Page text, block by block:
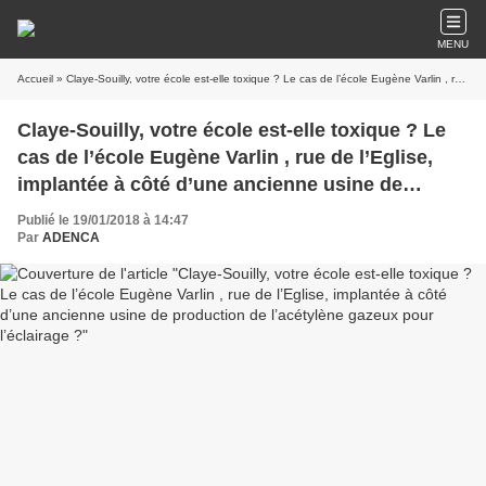
MENU
Accueil » ‌Claye-Souilly, votre école est-elle toxique ? Le cas de l’école Eugène Varlin , rue de l’Eglise, implantée à côté d’une ancienne usine de production de l’acétylène gazeux pour l’éclairage ?
‌Claye-Souilly, votre école est-elle toxique ? Le
cas de l’école Eugène Varlin , rue de l’Eglise,
implantée à côté d’une ancienne usine de
production de l’acétylène gazeux pour
l’éclairage ?
Publié le 19/01/2018 à 14:47
Par ADENCA